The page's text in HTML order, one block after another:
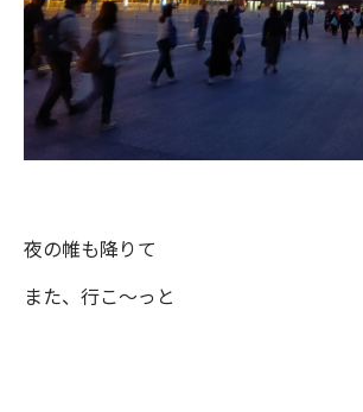
夜の帷も降りて
また、行こ〜っと